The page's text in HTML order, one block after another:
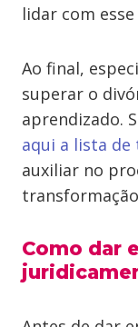
lidar com
Ao final,
superar o
aprendizado.
aqui a lista de
auxiliar no
Como dar